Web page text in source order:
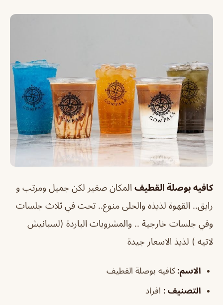
كافيه بوصلة القطيف المكان صغير لكن جميل ومرتب و
رايق.. القهوة لذيذه والحلى منوع.. تحت في ثلاث جلسات
وفي جلسات خارجية .. والمشروبات الباردة (لسبانيش
لاتيه ) لذيذ الاسعار جيدة
الاسم: كافيه بوصلة القطيف
التصنيف : افراد